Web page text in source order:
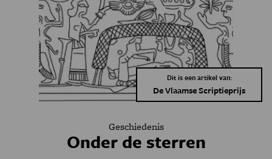
Dit is een artikel van:
De Vlaamse Scriptieprijs
Geschiedenis
Onder de sterren